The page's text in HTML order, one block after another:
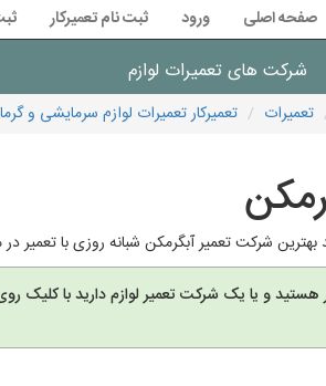
صفحه اصلی ورود ثبت نام تعمیرکار
شرکت های تعمیرات لوازم
تعمیرات تعمیرکار تعمیرات لوازم سرمایشی و
شرکت تعمیر آبگرمکن شبانه روزی با تعمیر
هستید و یا یک شرکت تعمیر لوازم دارید با کلیک